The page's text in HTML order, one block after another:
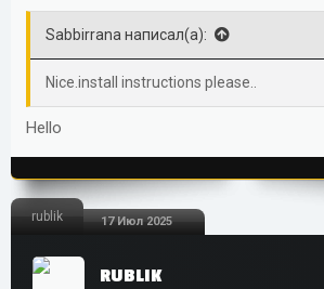
Sabbirrana написал(а):
Nice.install instructions please..
Hello
rublik 17 Июл 2025
RUBLIK